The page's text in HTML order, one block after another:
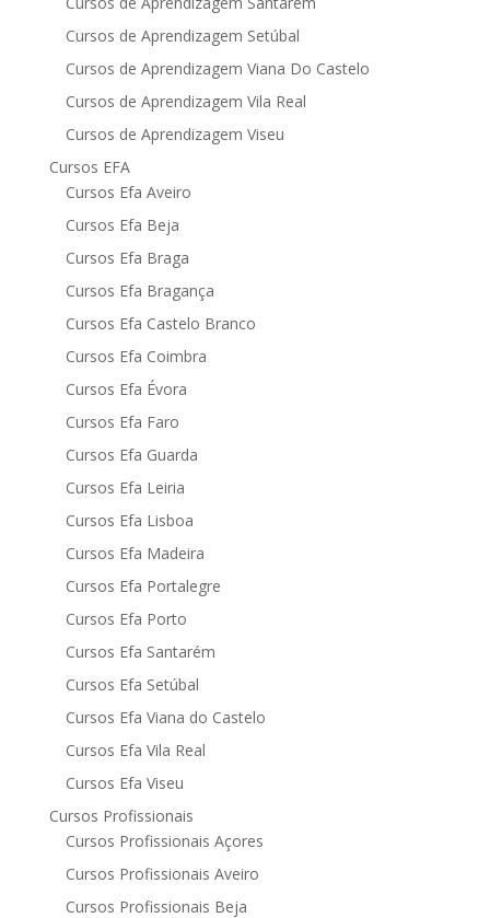
Cursos de Aprendizagem Setúbal
Cursos de Aprendizagem Viana Do Castelo
Cursos de Aprendizagem Vila Real
Cursos de Aprendizagem Viseu
Cursos EFA
Cursos Efa Aveiro
Cursos Efa Beja
Cursos Efa Braga
Cursos Efa Bragança
Cursos Efa Castelo Branco
Cursos Efa Coimbra
Cursos Efa Évora
Cursos Efa Faro
Cursos Efa Guarda
Cursos Efa Leiria
Cursos Efa Lisboa
Cursos Efa Madeira
Cursos Efa Portalegre
Cursos Efa Porto
Cursos Efa Santarém
Cursos Efa Setúbal
Cursos Efa Viana do Castelo
Cursos Efa Vila Real
Cursos Efa Viseu
Cursos Profissionais
Cursos Profissionais Açores
Cursos Profissionais Aveiro
Cursos Profissionais Beja